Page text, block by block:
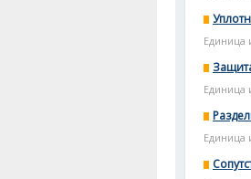
Единица
Единица
Единица